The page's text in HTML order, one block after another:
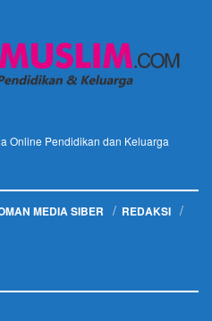
Online Pendidikan dan Keluarga
MEDIA SIBER
REDAKSI